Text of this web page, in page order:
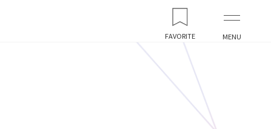
FAVORITE MENU